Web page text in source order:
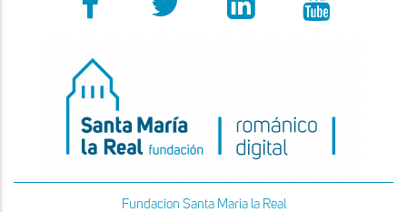
Fundacion Santa Maria la Real